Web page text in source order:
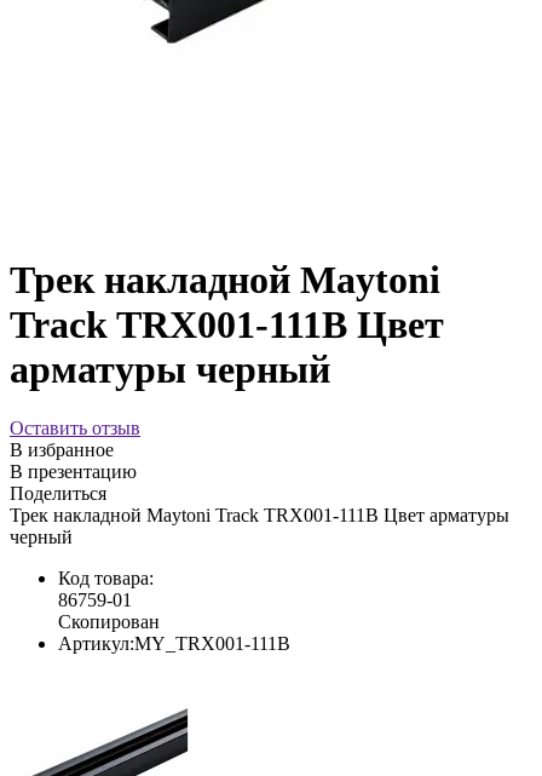
Трек накладной Maytoni
Track TRX001-111B Цвет
арматуры черный
Оставить отзыв
В избранное
В презентацию
Поделиться
Трек накладной Maytoni Track TRX001-111B Цвет арматуры
черный
Код товара:
86759-01
Скопирован
Артикул:MY_TRX001-111B